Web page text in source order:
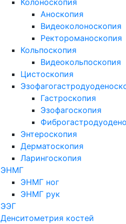
Колоноскопия
Аноскопия
Видеоколоноскопия
Ректороманоскопия
Кольпоскопия
Видеокольпоскопия
Цистоскопия
Гастроскопия
Эзофагоскопия
Энтероскопия
Дерматоскопия
Ларингоскопия
ЭНМГ
ЭНМГ ног
ЭНМГ рук
ЭЭГ
Денситометрия костей